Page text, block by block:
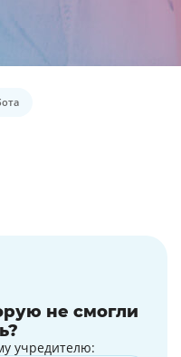
не смогли
учредителю: